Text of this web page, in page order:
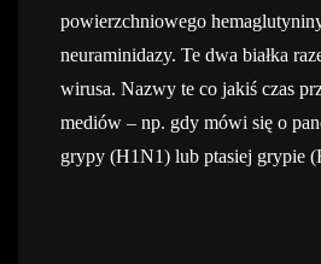
powierzchniowego
neuraminidazy. Te dwa białka
wirusa. Nazwy te co jakiś czas
mediów – np. gdy mówi się o
grypy (H1N1) lub ptasiej grypie